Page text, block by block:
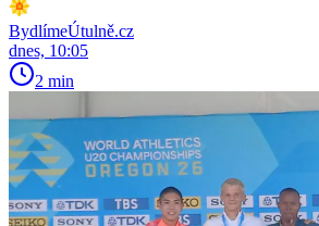
BydlímeÚtulně.cz
dnes, 10:05
2 min